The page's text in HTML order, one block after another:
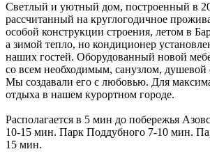
Светлый и уютный дом, построенный в
рассчитанный на круглогодичное
особой конструкции строения, летом в
а зимой тепло, но кондиционер
наших гостей. Оборудованный новой
со всем необходимым, санузлом, душевой
Мы создавали его с любовью. Для
отдыха в нашем курортном городе.
Располагается в 5 мин до побережья
10-15 мин. Парк Поддубного 7-10 мин.
15 мин.